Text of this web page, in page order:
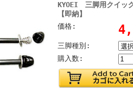
KYOEI 三脚用クイッ
【即納】
価格:
三脚種別:
購入数: